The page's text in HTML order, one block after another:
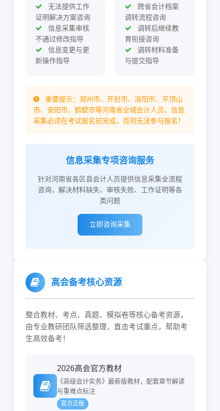
无法提供工作
证明解决方案咨询
信息采集审核
不通过修改指导
信息变更与更
新操作指导
跨省会计档案
调转流程咨询
调转后继续教
育衔接咨询
调转材料准备
与提交指导
重要提示：郑州市、开封市、洛阳市、平顶山
市、安阳市、鹤壁市等河南省全域会计人员，信息
采集必须在考试报名前完成，否则无法参与报名！
信息采集专项咨询服务
针对河南省各区县会计人员提供信息采集全流程
咨询，解决材料缺失、审核失败、工作证明等各
类问题
立即咨询采集
高会备考核心资源
整合教材、考点、真题、模拟卷等核心备考资源，
由专业教研团队筛选整理，直击考试重点，帮助考
生高效备考！
2026高会官方教材
《高级会计实务》最新版教材，配套章节解读
与重难点标注
官方正版